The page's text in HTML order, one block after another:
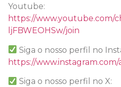
Youtube:
https://www.youtube.com/
ljFBWEOHSw/join
Siga o nosso perfil no
https://
Siga o nosso perfil no X: